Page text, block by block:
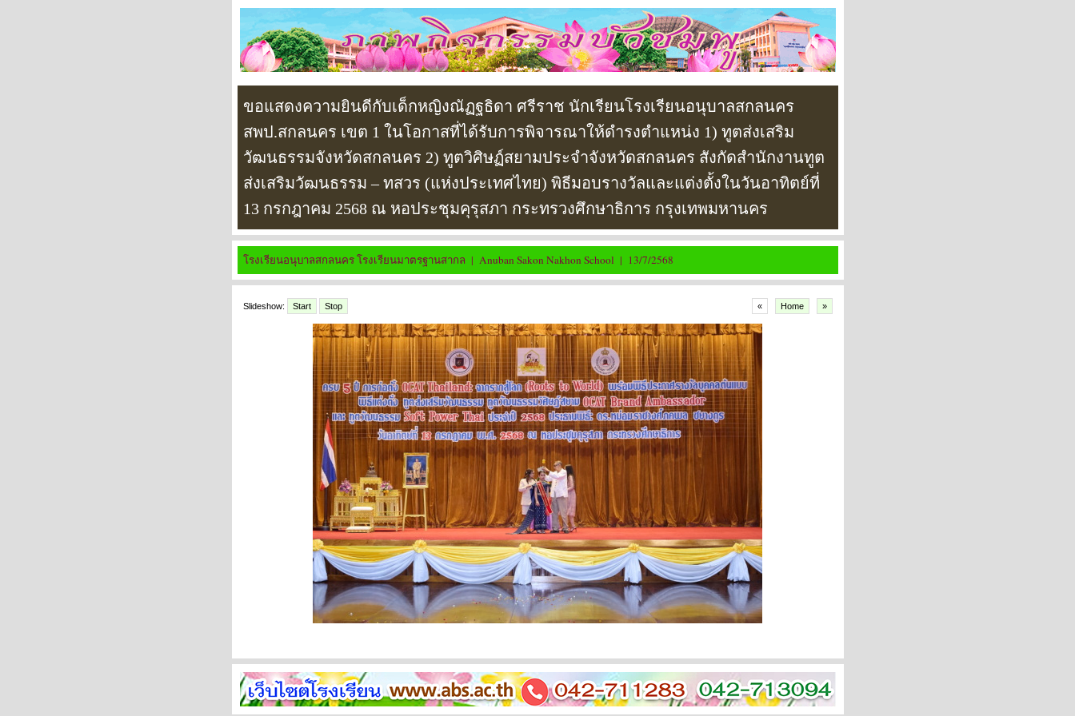
ขอแสดงความยินดีกับเด็กหญิงณัฏฐธิดา ศรีราช นักเรียนโรงเรียนอนุบาลสกลนคร
สพป.สกลนคร เขต 1 ในโอกาสที่ได้รับการพิจารณาให้ดำรงตำแหน่ง 1) ทูตส่งเสริม
วัฒนธรรมจังหวัดสกลนคร 2) ทูตวิศิษฏ์สยามประจำจังหวัดสกลนคร สังกัดสำนักงานทูต
ส่งเสริมวัฒนธรรม – ทสวร (แห่งประเทศไทย) พิธีมอบรางวัลและแต่งตั้งในวันอาทิตย์ที่
13 กรกฎาคม 2568 ณ หอประชุมคุรุสภา กระทรวงศึกษาธิการ กรุงเทพมหานคร
โรงเรียนอนุบาลสกลนคร โรงเรียนมาตรฐานสากล | Anuban Sakon Nakhon School | 13/7/2568
Slideshow: Start Stop « Home »